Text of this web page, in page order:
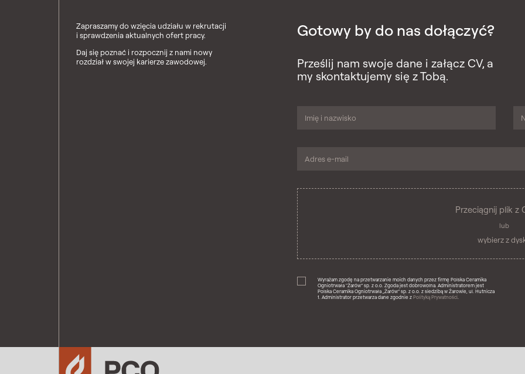
Zapraszamy do wzięcia udziału w rekrutacji
i sprawdzenia aktualnych ofert pracy.
Daj się poznać i rozpocznij z nami nowy
rozdział w swojej karierze zawodowej.
Gotowy by do nas dołączyć?
Prześlij nam swoje dane i załącz CV, a
my skontaktujemy się z Tobą.
Przeciągnij plik z
lub
wybierz z
Wyrażam zgodę na przetwarzanie moich danych przez firmę Polska Ceramika
Ogniotrwała "Żarów” sp. z o.o. Zgoda jest dobrowolna. Administratorem jest
Polska Ceramika Ogniotrwała „Żarów” sp. z o.o. z siedzibą w Żarowie, ul. Hutnicza
1. Administrator przetwarza dane zgodnie zPolityką Prywatności